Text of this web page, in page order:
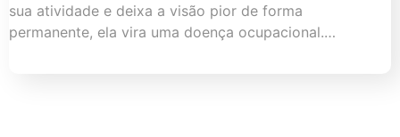
sua atividade e deixa a visão pior de forma
permanente, ela vira uma doença ocupacional.…